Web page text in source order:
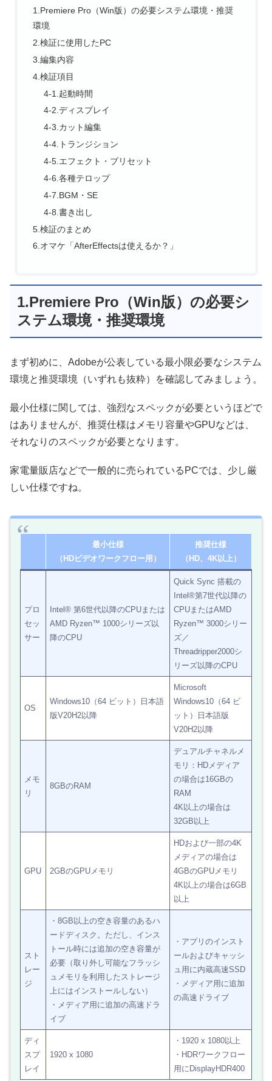
1.Premiere Pro（Win版）の必要システム環境・推奨
環境
2.検証に使用したPC
3.編集内容
4.検証項目
4-1.起動時間
4-2.ディスプレイ
4-3.カット編集
4-4.トランジション
4-5.エフェクト・プリセット
4-6.各種テロップ
4-7.BGM・SE
4-8.書き出し
5.検証のまとめ
6.オマケ「AfterEffectsは使えるか？」
1.Premiere Pro（Win版）の必要シ
ステム環境・推奨環境
まず初めに、Adobeが公表している最小限必要なシステム
環境と推奨環境（いずれも抜粋）を確認してみましょう。
最小仕様に関しては、強烈なスペックが必要というほどで
はありませんが、推奨仕様はメモリ容量やGPUなどは、
それなりのスペックが必要となります。
家電量販店などで一般的に売られているPCでは、少し厳
しい仕様ですね。
最小仕様
（HDビデオワークフロー用）
推奨仕様
（HD、4K以上）
プロ
セッ
サー
Intel® 第6世代以降のCPUまたは
AMD Ryzen™ 1000シリーズ以
降のCPU
Quick Sync 搭載の
Intel®第7世代以降の
CPUまたはAMD
Ryzen™ 3000シリー
ズ／
Threadripper2000シ
リーズ以降のCPU
OS
Windows10（64 ビット）日本語
版V20H2以降
Microsoft
Windows10（64 ビ
ット）日本語版
V20H2以降
メモ
リ
8GBのRAM
デュアルチャネルメ
モリ：HDメディア
の場合は16GBの
RAM
4K以上の場合は
32GB以上
GPU 2GBのGPUメモリ
HDおよび一部の4K
メディアの場合は
4GBのGPUメモリ
4K以上の場合は6GB
以上
スト
レー
ジ
・8GB以上の空き容量のあるハ
ードディスク。ただし、インス
トール時には追加の空き容量が
必要（取り外し可能なフラッシ
ュメモリを利用したストレージ
上にはインストールしない）
・メディア用に追加の高速ドラ
イブ
・アプリのインスト
ールおよびキャッシ
ュ用に内蔵高速SSD
・メディア用に追加
の高速ドライブ
ディ
スプ
レイ
1920 x 1080
・1920 x 1080以上
・HDRワークフロー
用にDisplayHDR400